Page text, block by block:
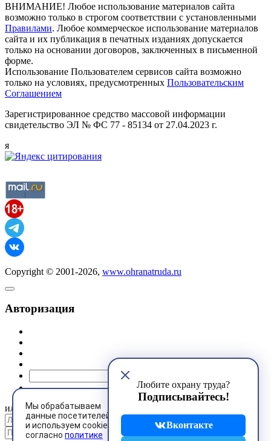
Мы обрабатываем
данные посетителей
и используем cookies
согласно политике
Любите охрану труда?
Подписывайтесь!
Вконтакте
ВНИМАНИЕ! Любое использование материалов сайта
возможно только в строгом соответствии с установленными
Правилами. Любое коммерческое использование материалов
сайта и их публикация в печатных изданиях допускается
только на основании договоров, заключенных в письменной
форме.
Использование Пользователем сервисов сайта возможно
только на условиях, предусмотренных Пользовательским
Соглашением
Зарегистрированное средство массовой информации
свидетельство ЭЛ № ФС 77 - 85134 от 27.04.2023 г.
я
Copyright © 2001-2026, www.ohranatruda.ru
Авторизация
или